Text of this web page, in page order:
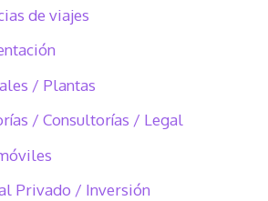
de viajes
/ Plantas
/ Consultorías / Legal
Privado / Inversión